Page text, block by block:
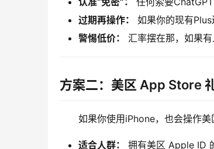
过期再操作：
如果你的现有Plus
警惕低价：
汇率摆在那，如果
方案二：美区 App Store
如果你使用iPhone，也会操作美
适合人群：
拥有美区 Apple ID